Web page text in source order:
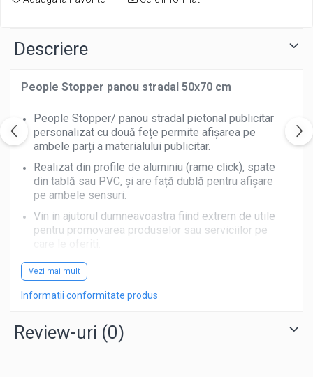
Descriere
People Stopper panou stradal 50x70 cm
People Stopper/ panou stradal pietonal publicitar
personalizat cu două fețe permite afișarea pe
ambele parți a materialului publicitar.
Realizat din profile de aluminiu (rame click), spate
din tablă sau PVC, și are față dublă pentru afișare
pe ambele sensuri.
Vin in ajutorul dumneavoastra fiind extrem de utile
pentru promovarea produselor sau serviciilor pe
Contactează-ne pentru a discuta despre cerințele
tale și pentru a primi o ofertă personalizată.
Află mai multeșicomandă acum
Vezi mai mult
Informatii conformitate produs
Review-uri (0)